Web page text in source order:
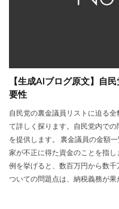
【生成AIブログ原文】自
要性
自民党の裏金議員リストに迫る
て詳しく探ります。自民党内で
を提供します。 裏金議員の金額
家が不正に得た資金のことを指
例を挙げると、数百万円から数
ついての問題点は、納税義務が